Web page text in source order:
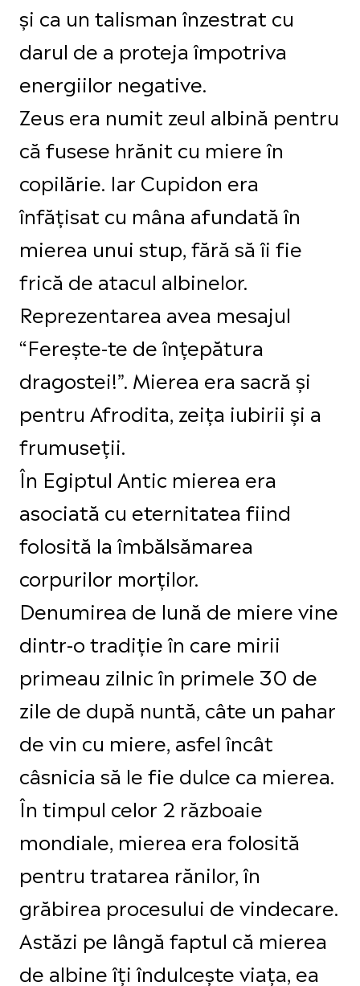
și ca un talisman înzestrat cu
darul de a proteja împotriva
energiilor negative.
Zeus era numit zeul albină pentru
că fusese hrănit cu miere în
copilărie. Iar Cupidon era
înfățisat cu mâna afundată în
mierea unui stup, fără să îi fie
frică de atacul albinelor.
Reprezentarea avea mesajul
“Ferește-te de înțepătura
dragostei!”. Mierea era sacră și
pentru Afrodita, zeița iubirii și a
frumuseții.
În Egiptul Antic mierea era
asociată cu eternitatea fiind
folosită la îmbălsămarea
corpurilor morților.
Denumirea de lună de miere vine
dintr-o tradiție în care mirii
primeau zilnic în primele 30 de
zile de după nuntă, câte un pahar
de vin cu miere, asfel încât
câsnicia să le fie dulce ca mierea.
În timpul celor 2 războaie
mondiale, mierea era folosită
pentru tratarea rănilor, în
grăbirea procesului de vindecare.
Astăzi pe lângă faptul că mierea
de albine îți îndulcește viața, ea